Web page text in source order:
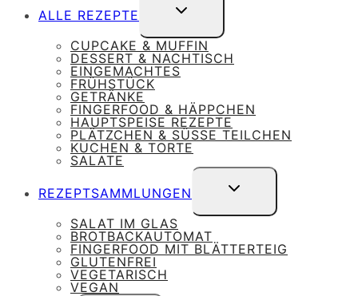
ALLE REZEPTE
UNTERMENÜ
UMSCHALTEN
CUPCAKE & MUFFIN
DESSERT & NACHTISCH
EINGEMACHTES
FRÜHSTÜCK
GETRÄNKE
FINGERFOOD & HÄPPCHEN
HAUPTSPEISE REZEPTE
PLÄTZCHEN & SÜSSE TEILCHEN
KUCHEN & TORTE
SALATE
REZEPTSAMMLUNGEN
UNTERMENÜ
UMSCHALTEN
SALAT IM GLAS
BROTBACKAUTOMAT
FINGERFOOD MIT BLÄTTERTEIG
GLUTENFREI
VEGETARISCH
VEGAN